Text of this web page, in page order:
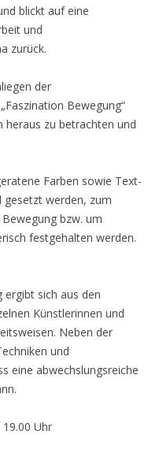
blickt auf eine
und
zurück.
der
Bewegung“
heraus zu betrachten und
Farben sowie Text-
gesetzt werden, zum
bzw. um
festgehalten werden.
ergibt sich aus den
Künstlerinnen und
Neben der
und
eine abwechslungsreiche
Uhr